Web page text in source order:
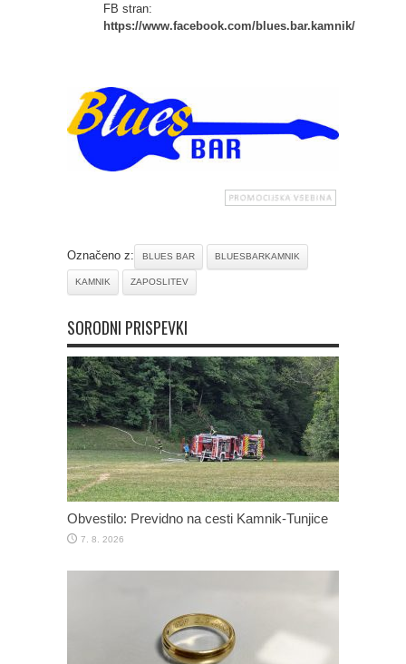
FB stran:
https://www.facebook.com/blues.bar.kamnik/
Označeno z: BLUES BAR BLUESBARKAMNIK
KAMNIK ZAPOSLITEV
SORODNI PRISPEVKI
Obvestilo: Previdno na cesti Kamnik-Tunjice
7. 8. 2026